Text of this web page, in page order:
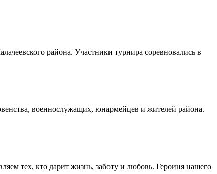
района. Участники турнира соревновались в
военнослужащих, юнармейцев и жителей района.
тех, кто дарит жизнь, заботу и любовь. Героиня нашего